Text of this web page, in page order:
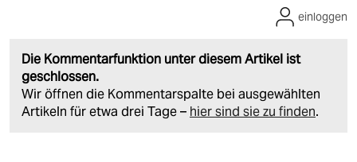
Die Kommentarfunktion unter diesem Artikel ist
geschlossen.
Wir öffnen die Kommentarspalte bei ausgewählten
Artikeln für etwa drei Tage – hier sind sie zu finden.
einloggen